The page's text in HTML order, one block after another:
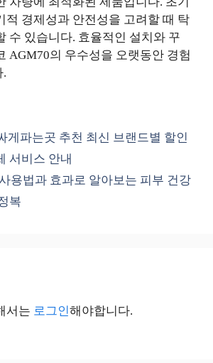
적 경제성과 안전성을 고려할 때 탁
수 있습니다. 효율적인 설치와 꾸
AGM70의 우수성을 오랫동안 경험
.
게파는곳 추천 최신 브랜드별 할인
서비스 안내
용법과 효과로 알아보는 피부 건강
복
서는 로그인해야합니다.